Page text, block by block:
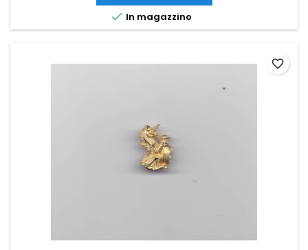
 In magazzino
favorite_border